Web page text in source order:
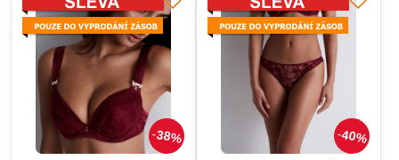
02)
-
Velikost:
Velikost:
38% 40%